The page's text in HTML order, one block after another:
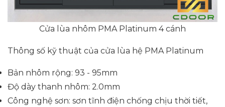
Cửa lùa nhôm PMA Platinum 4 cánh
Thông số kỹ thuật của cửa lùa hệ PMA Platinum
Bản nhôm rộng: 93 - 95mm
Độ dày thanh nhôm: 2.0mm
Công nghệ sơn: sơn tĩnh điện chống chịu thời tiết,